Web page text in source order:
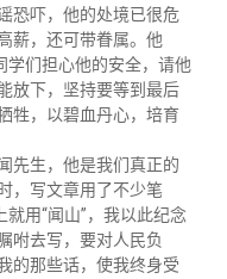
恐吓，他的处境已很危
薪，还可带眷属。他
学们担心他的安全，请他
放下，坚持要等到最后
牲，以碧血丹心，培育
先生，他是我们真正的
，写文章用了不少笔
用“闻山”，我以此纪念
咐去写，要对人民负
的那些话，使我终身受